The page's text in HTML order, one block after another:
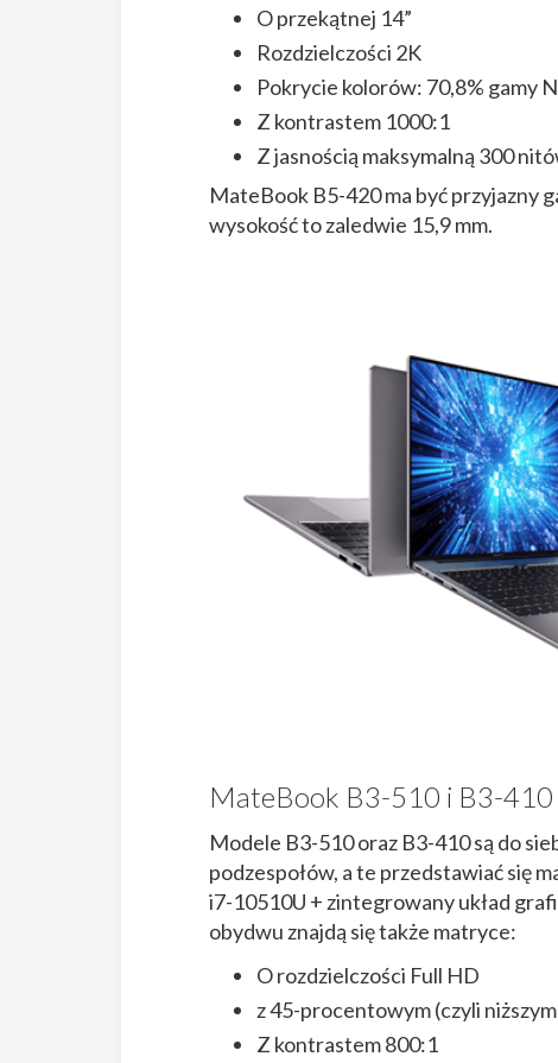
O przekątnej 14”
Rozdzielczości 2K
Pokrycie kolorów: 70,8% gamy
Z kontrastem 1000:1
Z jasnością maksymalną 300
MateBook B5-420 ma być przyjazny
wysokość to zaledwie 15,9 mm.
MateBook B3-510 i B3-410
Modele B3-510 oraz B3-410 są do
podzespołów, a te przedstawiać się
i7-10510U + zintegrowany układ
obydwu znajdą się także matryce:
O rozdzielczości Full HD
z 45-procentowym (czyli
Z kontrastem 800:1